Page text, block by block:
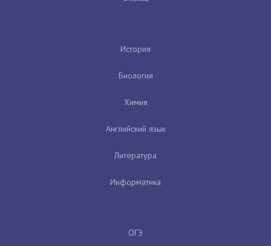
История
Биология
Химия
Английский язык
Литература
Информатика
ОГЭ